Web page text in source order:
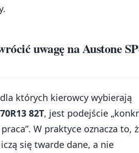
uwagę na Austone
których kierowcy wybierają
82T, jest podejście
W praktyce oznacza to,
się twarde dane, a nie